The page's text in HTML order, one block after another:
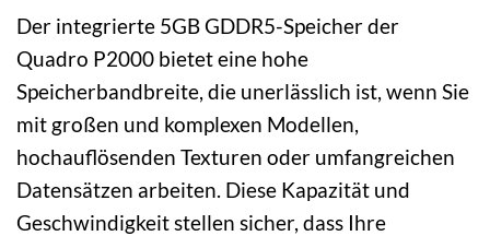
Der integrierte 5GB GDDR5-Speicher der
Quadro P2000 bietet eine hohe
Speicherbandbreite, die unerlässlich ist, wenn Sie
mit großen und komplexen Modellen,
hochauflösenden Texturen oder umfangreichen
Datensätzen arbeiten. Diese Kapazität und
Geschwindigkeit stellen sicher, dass Ihre